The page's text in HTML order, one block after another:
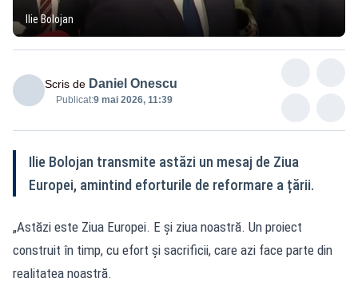
Ilie Bolojan
Scris de Daniel Onescu
Publicat:9 mai 2026, 11:39
Ilie Bolojan transmite astăzi un mesaj de Ziua
Europei, amintind eforturile de reformare a țării.
„Astăzi este Ziua Europei. E și ziua noastră. Un proiect
construit în timp, cu efort și sacrificii, care azi face parte din
realitatea noastră.